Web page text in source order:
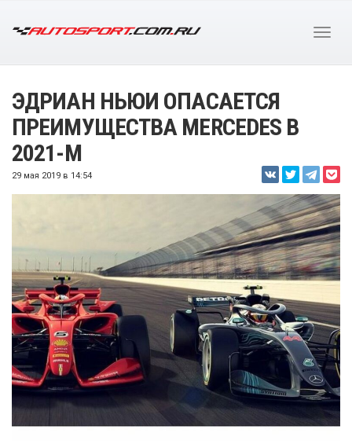
ЭДРИАН НЬЮИ ОПАСАЕТСЯ
ПРЕИМУЩЕСТВА MERCEDES В
2021-М
29 мая 2019 в 14:54